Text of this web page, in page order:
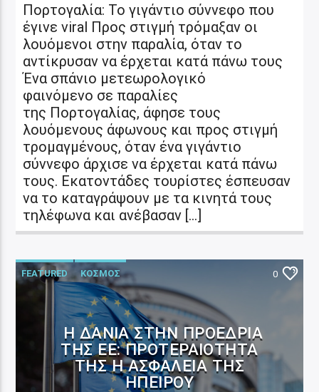
Πορτογαλία: Το γιγάντιο σύννεφο που
έγινε viral Προς στιγμή τρόμαξαν οι
λουόμενοι στην παραλία, όταν το
αντίκρυσαν να έρχεται κατά πάνω τους
Ένα σπάνιο μετεωρολογικό
φαινόμενο σε παραλίες
της Πορτογαλίας, άφησε τους
λουόμενους άφωνους και προς στιγμή
τρομαγμένους, όταν ένα γιγάντιο
σύννεφο άρχισε να έρχεται κατά πάνω
τους. Εκατοντάδες τουρίστες έσπευσαν
να το καταγράψουν με τα κινητά τους
τηλέφωνα και ανέβασαν […]
FEATURED ΚΟΣΜΟΣ 0
Η ΔΑΝΊΑ ΣΤΗΝ ΠΡΟΕΔΡΊΑ
ΤΗΣ ΕΕ: ΠΡΟΤΕΡΑΙΌΤΗΤΑ
ΤΗΣ Η ΑΣΦΆΛΕΙΑ ΤΗΣ
ΗΠΕΊΡΟΥ